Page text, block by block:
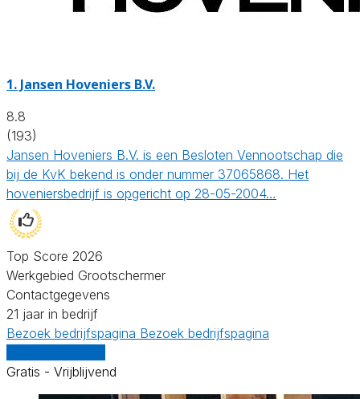
1. Jansen Hoveniers B.V.
8.8
(193)
Jansen Hoveniers B.V. is een Besloten Vennootschap die
bij de KvK bekend is onder nummer 37065868. Het
hoveniersbedrijf is opgericht op 28-05-2004…
Top Score 2026
Werkgebied Grootschermer
Contactgegevens
21 jaar in bedrijf
Bezoek bedrijfspagina Bezoek bedrijfspagina
Gratis - Vrijblijvend